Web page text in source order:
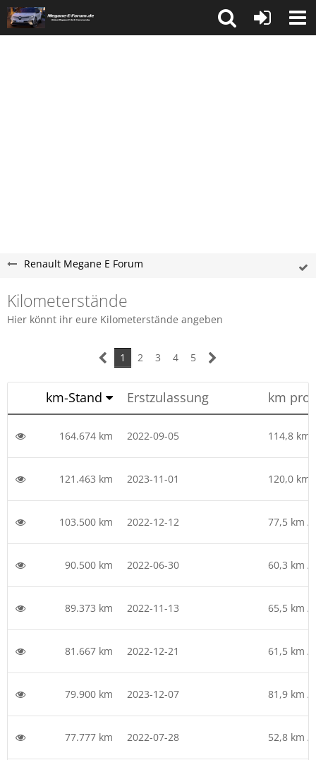
Renault Megane E Forum
Kilometerstände
Hier könnt ihr eure Kilometerstände angeben
1 2 3 4 5
km-Stand Erstzulassung km pro
164.674 km 2022-09-05 114,8 km
121.463 km 2023-11-01 120,0 km
103.500 km 2022-12-12 77,5 km /
90.500 km 2022-06-30 60,3 km /
89.373 km 2022-11-13 65,5 km /
81.667 km 2022-12-21 61,5 km /
79.900 km 2023-12-07 81,9 km /
77.777 km 2022-07-28 52,8 km /